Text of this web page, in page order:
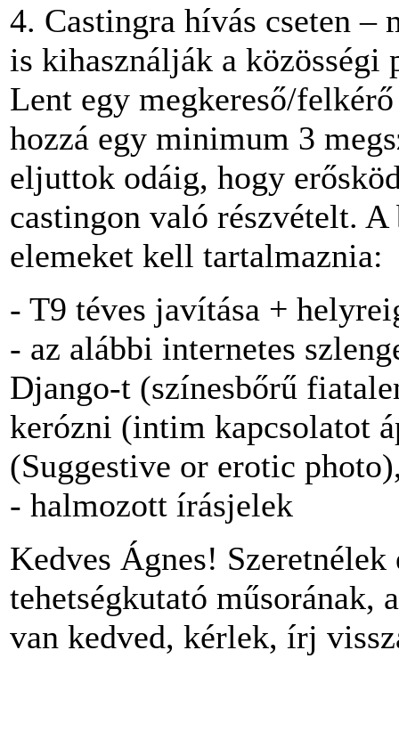
4. Castingra hívás cseten –
is kihasználják a közösségi
Lent egy megkereső/
hozzá egy minimum 3
eljuttok odáig, hogy
castingon való részvételt. A
elemeket kell tartalmaznia:
- T9 téves javítása +
- az alábbi internetes
Django-t (színesbőrű
kerózni (intim kapcsolatot
(Suggestive or erotic
- halmozott írásjelek
Kedves Ágnes!
tehetségkutató műsorának,
van kedved, kérlek, írj